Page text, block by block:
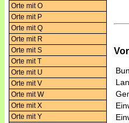
Orte mit O
Orte mit P
Orte mit Q
Orte mit R
Orte mit S
Orte mit T
Orte mit U
Orte mit V
Orte mit W
Orte mit X
Orte mit Y